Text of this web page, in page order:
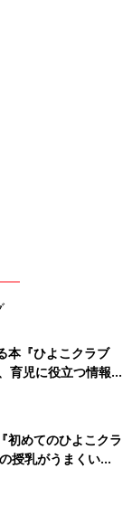
本『ひよこクラブ
児に役立つ情報が
初めてのひよこクラ
授乳がうまくい
のトラブル 解決テ